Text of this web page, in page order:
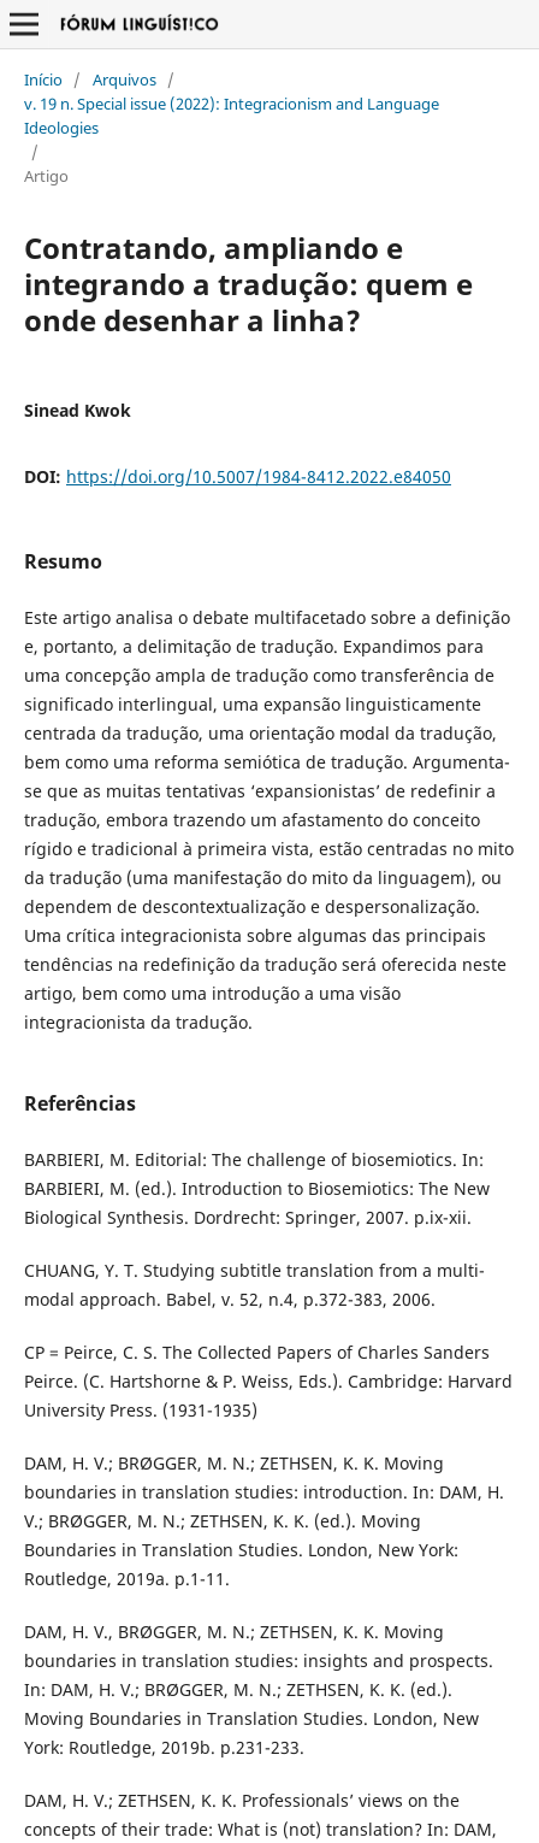
Início / Arquivos /
v. 19 n. Special issue (2022): Integracionism and Language
Ideologies
/
Artigo
Contratando, ampliando e
integrando a tradução: quem e
onde desenhar a linha?
Sinead Kwok
DOI: https://doi.org/10.5007/1984-8412.2022.e84050
Resumo
Este artigo analisa o debate multifacetado sobre a definição
e, portanto, a delimitação de tradução. Expandimos para
uma concepção ampla de tradução como transferência de
significado interlingual, uma expansão linguisticamente
centrada da tradução, uma orientação modal da tradução,
bem como uma reforma semiótica de tradução. Argumenta-
se que as muitas tentativas ‘expansionistas’ de redefinir a
tradução, embora trazendo um afastamento do conceito
rígido e tradicional à primeira vista, estão centradas no mito
da tradução (uma manifestação do mito da linguagem), ou
dependem de descontextualização e despersonalização.
Uma crítica integracionista sobre algumas das principais
tendências na redefinição da tradução será oferecida neste
artigo, bem como uma introdução a uma visão
integracionista da tradução.
Referências
BARBIERI, M. Editorial: The challenge of biosemiotics. In:
BARBIERI, M. (ed.). Introduction to Biosemiotics: The New
Biological Synthesis. Dordrecht: Springer, 2007. p.ix-xii.
CHUANG, Y. T. Studying subtitle translation from a multi-
modal approach. Babel, v. 52, n.4, p.372-383, 2006.
CP = Peirce, C. S. The Collected Papers of Charles Sanders
Peirce. (C. Hartshorne & P. Weiss, Eds.). Cambridge: Harvard
University Press. (1931-1935)
DAM, H. V.; BRØGGER, M. N.; ZETHSEN, K. K. Moving
boundaries in translation studies: introduction. In: DAM, H.
V.; BRØGGER, M. N.; ZETHSEN, K. K. (ed.). Moving
Boundaries in Translation Studies. London, New York:
Routledge, 2019a. p.1-11.
DAM, H. V., BRØGGER, M. N.; ZETHSEN, K. K. Moving
boundaries in translation studies: insights and prospects.
In: DAM, H. V.; BRØGGER, M. N.; ZETHSEN, K. K. (ed.).
Moving Boundaries in Translation Studies. London, New
York: Routledge, 2019b. p.231-233.
DAM, H. V.; ZETHSEN, K. K. Professionals’ views on the
concepts of their trade: What is (not) translation? In: DAM,